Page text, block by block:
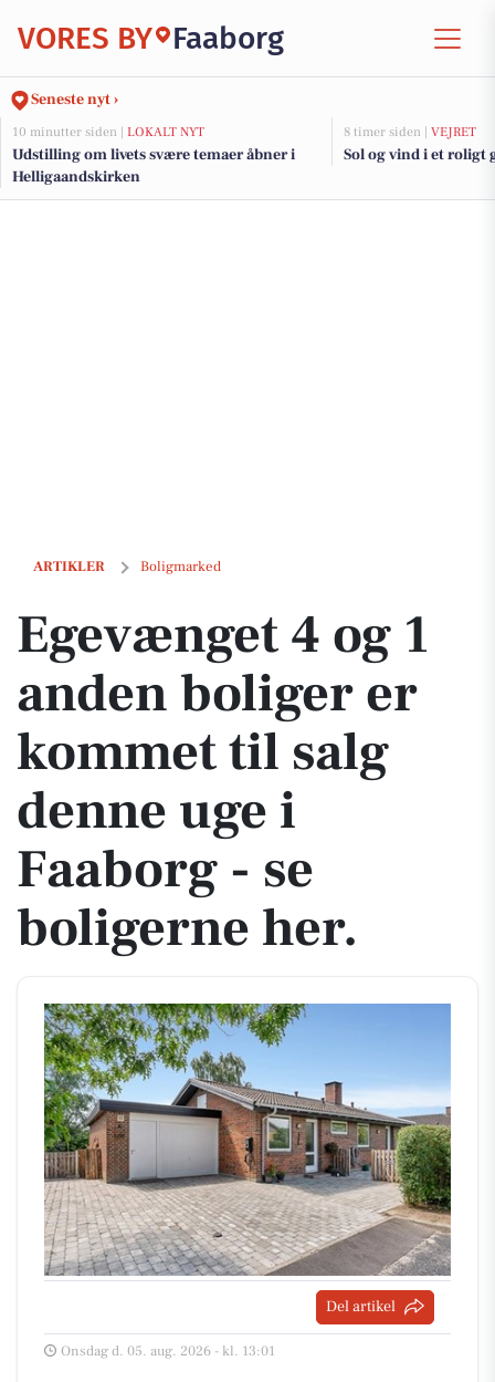
VORES BY Faaborg
Seneste nyt ›
10 minutter siden | LOKALT NYT
Udstilling om livets svære temaer åbner i
Helligaandskirken
8 timer siden | VEJRET
Sol og vind i et roligt
ARTIKLER Boligmarked
Egevænget 4 og 1 anden boliger er kommet til salg denne uge i
Egevænget 4 og 1
anden boliger er
kommet til salg
denne uge i
Faaborg - se
boligerne her.
Del artikel
Onsdag d. 05. aug. 2026 - kl. 13:01